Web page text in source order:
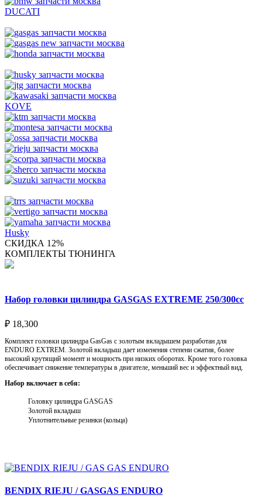
DUCATI
KOVE
Husky
СКИДКА 12%
КОМПЛЕКТЫ ТЮНИНГА
Набор головки цилиндра GASGAS EXTREME 250/300cc
₽ 18,300
Комплект головки цилиндра GasGas с золотым вкладышем разработан для
ENDURO EXTREM. Золотой вкладыш дает изменения степени сжатия, более
высокий крутящий момент и мощность при низких оборотах. Кроме того головка
обеспечивает снижение температуры в двигателе, меньший вес и эффектный вид.
Набор включает в себя:
Головку цилиндра GASGAS
Золотой вкладыш
Уплотнительные резинки (кольца)
BENDIX RIEJU / GASGAS ENDURO